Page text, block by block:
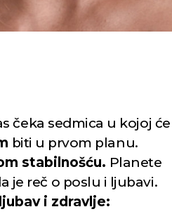
čeka sedmica u kojoj će
biti u prvom planu.
stabilnošću. Planete
je reč o poslu i ljubavi.
i zdravlje: